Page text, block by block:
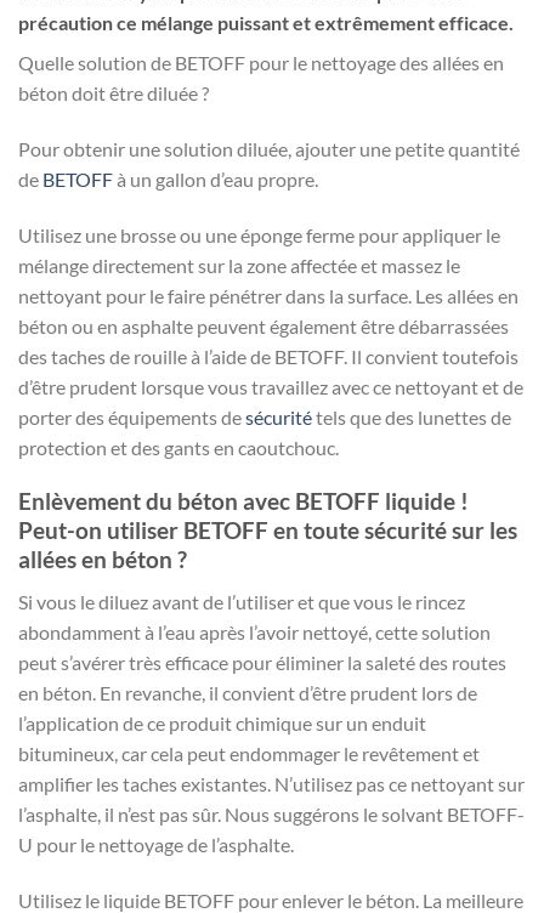
précaution ce mélange puissant et extrêmement efficace.
Quelle solution de BETOFF pour le nettoyage des allées en
béton doit être diluée ?
Pour obtenir une solution diluée, ajouter une petite quantité
de BETOFFà un gallon d’eau propre.
Utilisez une brosse ou une éponge ferme pour appliquer le
mélange directement sur la zone affectée et massez le
nettoyant pour le faire pénétrer dans la surface. Les allées en
béton ou en asphalte peuvent également être débarrassées
des taches de rouille à l’aide de BETOFF. Il convient toutefois
d’être prudent lorsque vous travaillez avec ce nettoyant et de
porter des équipements desécuritétels que des lunettes de
protection et des gants en caoutchouc.
Enlèvement du béton avec BETOFF liquide !
Peut-on utiliser BETOFF en toute sécurité sur les
allées en béton ?
Si vous le diluez avant de l’utiliser et que vous le rincez
abondamment à l’eau après l’avoir nettoyé, cette solution
peut s’avérer très efficace pour éliminer la saleté des routes
en béton. En revanche, il convient d’être prudent lors de
l’application de ce produit chimique sur un enduit
bitumineux, car cela peut endommager le revêtement et
amplifier les taches existantes. N’utilisez pas ce nettoyant sur
l’asphalte, il n’est pas sûr. Nous suggérons le solvant BETOFF-
U pour le nettoyage de l’asphalte.
Utilisez le liquide BETOFF pour enlever le béton. La meilleure